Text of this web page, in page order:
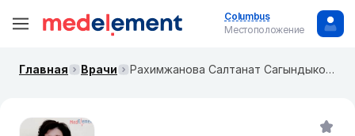
Columbus
Местоположение
Главная Врачи Рахимжанова Салтанат Сагындыковна